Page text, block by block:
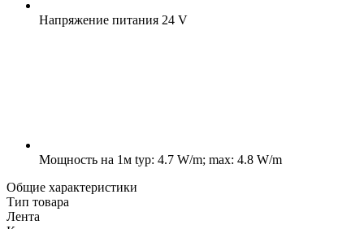
Напряжение питания 24 V
Мощность на 1м typ: 4.7 W/m; max: 4.8 W/m
Общие характеристики
Тип товара
Лента